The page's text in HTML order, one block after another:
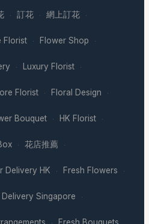
· 訂花 · 網上訂花 ·
Florist · Flower Shop ·
· Luxury Florist ·
Florist · Floral Design ·
Bouquet · HK Florist ·
· 花店推薦 ·
Delivery HK · Fresh Flowers ·
Delivery Singapore ·